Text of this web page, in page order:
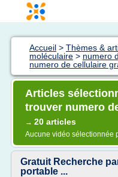
Accueil > Thèmes &
moléculaire > numero
numero de cellulaire
Articles
trouver numero
→ 20 articles
Aucune vidéo sélectionnée
Gratuit Recherche
portable ...